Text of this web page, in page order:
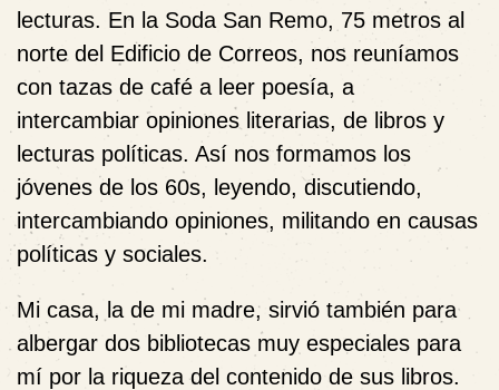
lecturas. En la Soda San Remo, 75 metros al
norte del Edificio de Correos, nos reuníamos
con tazas de café a leer poesía, a
intercambiar opiniones literarias, de libros y
lecturas políticas. Así nos formamos los
jóvenes de los 60s, leyendo, discutiendo,
intercambiando opiniones, militando en causas
políticas y sociales.
Mi casa, la de mi madre, sirvió también para
albergar dos bibliotecas muy especiales para
mí por la riqueza del contenido de sus libros.